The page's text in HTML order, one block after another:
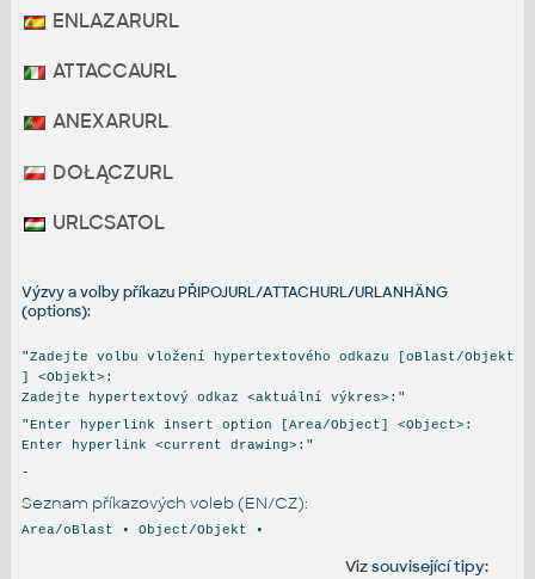
ENLAZARURL
ATTACCAURL
ANEXARURL
DOŁĄCZURL
URLCSATOL
Výzvy a volby příkazu PŘIPOJURL/ATTACHURL/URLANHÄNG
(options):
"Zadejte volbu vložení hypertextového odkazu [oBlast/Objekt
] <Objekt>:
Zadejte hypertextový odkaz <aktuální výkres>:"
"Enter hyperlink insert option [Area/Object] <Object>:
Enter hyperlink <current drawing>:"
-
Seznam příkazových voleb (EN/CZ):
Area/oBlast • Object/Objekt •
Vizsouvisející tipy: